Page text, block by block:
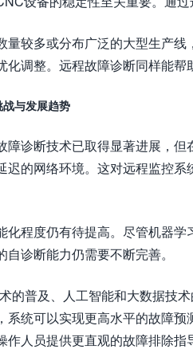
量较多或分布广泛的大型生产
化调整。远程故障诊断同样能
与发展趋势
障诊断技术已取得显著进展，
迟的网络环境。这对远程监控
化程度仍有待提高。尽管机器
自诊断能力仍需要不断完善。
的普及、人工智能和大数据技
系统可以实现更高水平的故障
作人员提供更直观的故障排除指